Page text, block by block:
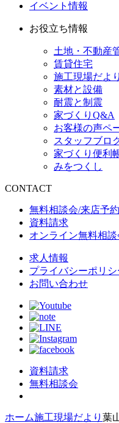
イベント情報
お役立ち情報
土地・不動産
賃貸住宅
施工現場だより
素材と設備
耐震と制震
家づくりQ&A
お客様の声ペ
スタッフブロ
家づくり便利
みをつくし
CONTACT
無料相談会/来店予約
資料請求
オンライン無料相談
求人情報
プライバシーポリシ
お問い合わせ
資料請求
無料相談会
ホーム施工現場だより 葉